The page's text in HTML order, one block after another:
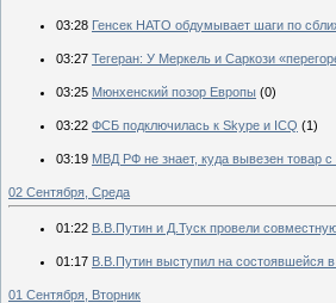
03:28 Генсек НАТО обдумывает шаги по
03:27 Тегеран: У Меркель и Саркози
03:25 Мюнхенский позор Европы (0)
03:22 ФСБ подключилась к Skype и ICQ (1)
03:19 МВД РФ не знает, куда вывезен товар с
02 Сентября, Среда
01:22 В.В.Путин и Д.Туск провели
01:17 В.В.Путин выступил на состоявшейся
01 Сентября, Вторник